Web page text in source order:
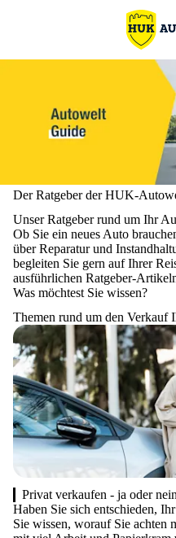
Der Ratgeber der HUK-
Unser Ratgeber rund um Ihr
Ob Sie ein neues Auto
über Reparatur und
begleiten Sie gern auf Ihrer
ausführlichen Ratgeber-
Was möchtest Sie wissen?
Themen rund um den Verkauf
Privat verkaufen - ja oder
Haben Sie sich entschieden,
Sie wissen, worauf Sie achten